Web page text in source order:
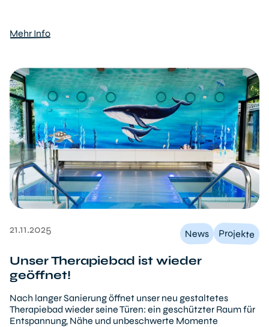
Mehr Info
21.11.2025 News Projekte
Unser Therapiebad ist wieder
geöffnet!
Nach langer Sanierung öffnet unser neu gestaltetes
Therapiebad wieder seine Türen: ein geschützter Raum für
Entspannung, Nähe und unbeschwerte Momente